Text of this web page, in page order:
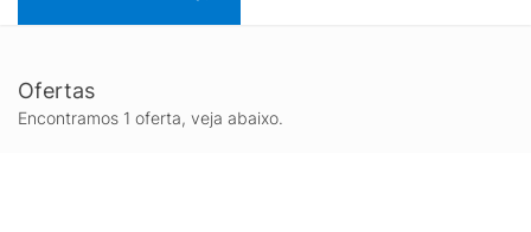
funciona como um acessório-chave no guarda-roupa,
transitando com facilidade do dia para a noite e
Ofertas
Encontramos 1 oferta, veja abaixo.